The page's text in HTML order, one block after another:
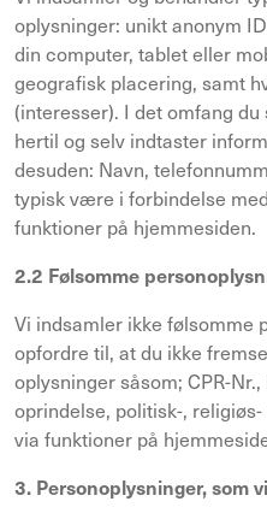
oplysninger: unikt anonym
din computer, tablet eller
geografisk placering, samt
(interesser). I det omfang
hertil og selv indtaster
desuden: Navn,
typisk være i forbindelse
funktioner på hjemmesiden.
2.2 Følsomme
Vi indsamler ikke følsomme
opfordre til, at du ikke
oplysninger såsom; CPR-
oprindelse, politisk-,
via funktioner på
3. Personoplysninger, som